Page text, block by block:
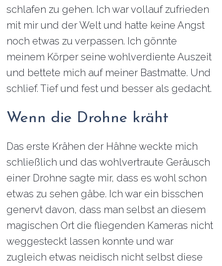
schlafen zu gehen. Ich war vollauf zufrieden
mit mir und der Welt und hatte keine Angst
noch etwas zu verpassen. Ich gönnte
meinem Körper seine wohlverdiente Auszeit
und bettete mich auf meiner Bastmatte. Und
schlief. Tief und fest und besser als gedacht.
Wenn die Drohne kräht
Das erste Krähen der Hähne weckte mich
schließlich und das wohlvertraute Geräusch
einer Drohne sagte mir, dass es wohl schon
etwas zu sehen gäbe. Ich war ein bisschen
genervt davon, dass man selbst an diesem
magischen Ort die fliegenden Kameras nicht
weggesteckt lassen konnte und war
zugleich etwas neidisch nicht selbst diese